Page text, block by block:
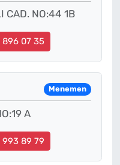
CAD. NO:44 1B
896 07 35
Menemen
A
993 89 79